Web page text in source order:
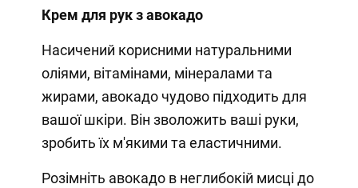
Крем для рук з авокадо
Насичений корисними натуральними
оліями, вітамінами, мінералами та
жирами, авокадо чудово підходить для
вашої шкіри. Він зволожить ваші руки,
зробить їх м'якими та еластичними.
Розімніть авокадо в неглибокій мисці до